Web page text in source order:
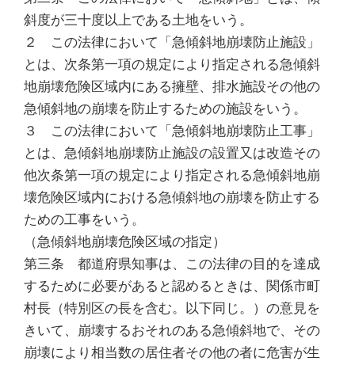
斜度が三十度以上である土地をいう。
２ この法律において「急傾斜地崩壊防止施設」
とは、次条第一項の規定により指定される急傾斜
地崩壊危険区域内にある擁壁、排水施設その他の
急傾斜地の崩壊を防止するための施設をいう。
３ この法律において「急傾斜地崩壊防止工事」
とは、急傾斜地崩壊防止施設の設置又は改造その
他次条第一項の規定により指定される急傾斜地崩
壊危険区域内における急傾斜地の崩壊を防止する
ための工事をいう。
（急傾斜地崩壊危険区域の指定）
第三条 都道府県知事は、この法律の目的を達成
するために必要があると認めるときは、関係市町
村長（特別区の長を含む。以下同じ。）の意見を
きいて、崩壊するおそれのある急傾斜地で、その
崩壊により相当数の居住者その他の者に危害が生